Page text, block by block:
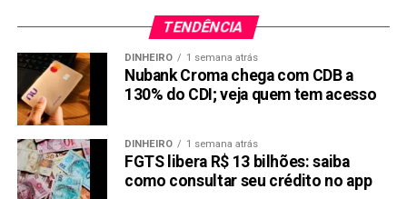
TENDÊNCIA
DINHEIRO 1 semana atrás
Nubank Croma chega com CDB a
130% do CDI; veja quem tem acesso
DINHEIRO 1 semana atrás
FGTS libera R$ 13 bilhões: saiba
como consultar seu crédito no app